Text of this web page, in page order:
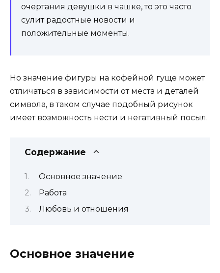
очертания девушки в чашке, то это часто
сулит радостные новости и
положительные моменты.
Но значение фигуры на кофейной гуще может
отличаться в зависимости от места и деталей
символа, в таком случае подобный рисунок
имеет возможность нести и негативный посыл.
Содержание
Основное значение
Работа
Любовь и отношения
Основное значение